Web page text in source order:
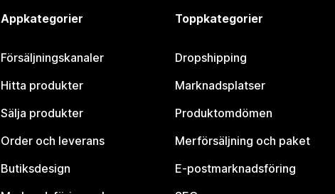
Appkategorier
Försäljningskanaler
Hitta produkter
Sälja produkter
Order och leverans
Butiksdesign
Toppkategorier
Dropshipping
Marknadsplatser
Produktomdömen
Merförsäljning och paket
E-postmarknadsföring